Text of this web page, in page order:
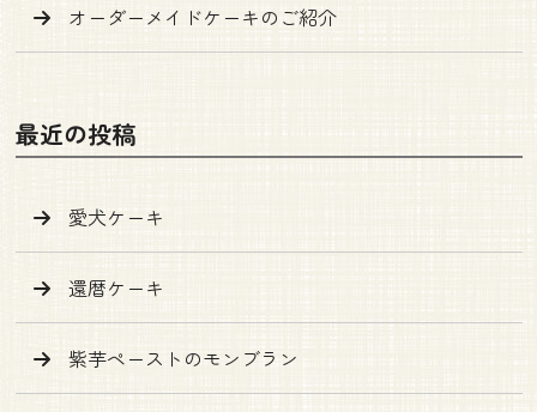
オーダーメイドケーキのご紹介
最近の投稿
愛犬ケーキ
還暦ケーキ
紫芋ペーストのモンブラン